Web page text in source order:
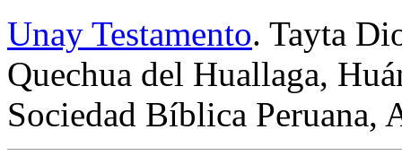
Unay Testamento. Tayta
Quechua del Huallaga,
Sociedad Bíblica Peruana,